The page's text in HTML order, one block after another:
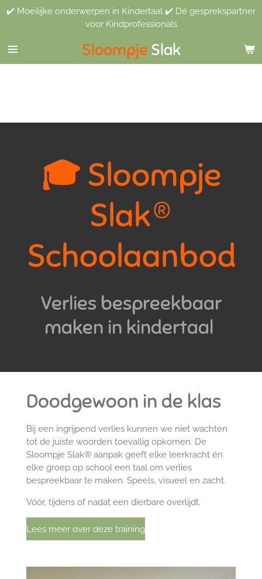
Ga
de
hoofdinhoud
Sloompje Slak
✔️ Moeilijke onderwerpen in Kindertaal ✔️ Dé gesprekspartner
voor Kindprofessionals
🎓 Sloompje
Slak®
Schoolaanbod
Verlies bespreekbaar
maken in kindertaal
Doodgewoon in de klas
Bij een ingrijpend verlies kunnen we niet wachten
tot de juiste woorden toevallig opkomen. De
Sloompje Slak® aanpak geeft elke leerkracht én
elke groep op school een taal om verlies
bespreekbaar te maken. Speels, visueel en zacht.
Vóór, tijdens of nadat een dierbare overlijdt.
Lees meer over deze training